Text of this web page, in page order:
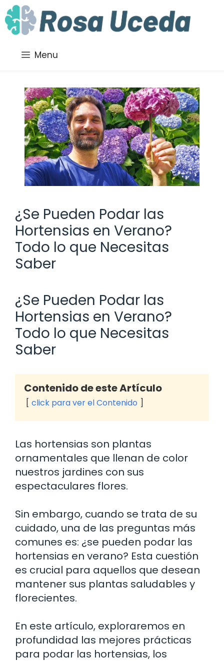
Saltar
al
contenido
Menu
¿Se Pueden Podar las
Hortensias en Verano?
Todo lo que Necesitas
Saber
¿Se Pueden Podar las
Hortensias en Verano?
Todo lo que Necesitas
Saber
Contenido de este Artículo
click para ver el Contenido
Las hortensias son plantas
ornamentales que llenan de color
nuestros jardines con sus
espectaculares flores.
Sin embargo, cuando se trata de su
cuidado, una de las preguntas más
comunes es: ¿se pueden podar las
hortensias en verano? Esta cuestión
es crucial para aquellos que desean
mantener sus plantas saludables y
florecientes.
En este artículo, exploraremos en
profundidad las mejores prácticas
para podar las hortensias, los